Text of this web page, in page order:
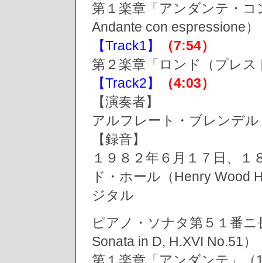
第１楽章「アンダンテ・
Andante con espressione）
【Track1】
（7:54）
第２楽章「ロンド（プレ
【Track2】
（4:03）
【演奏者】
アルフレート・ブレンデ
【録音】
１９８２年６月１７日、
ド・ホール（Henry
ジタル
ピアノ・ソナタ第５１番
Sonata in D, H.XVI No.51